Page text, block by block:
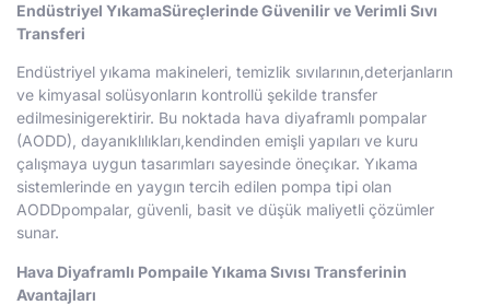
Endüstriyel YıkamaSüreçlerinde Güvenilir ve Verimli Sıvı
Transferi
Endüstriyel yıkama makineleri, temizlik sıvılarının,deterjanların
ve kimyasal solüsyonların kontrollü şekilde transfer
edilmesinigerektirir. Bu noktada hava diyaframlı pompalar
(AODD), dayanıklılıkları,kendinden emişli yapıları ve kuru
çalışmaya uygun tasarımları sayesinde öneçıkar. Yıkama
sistemlerinde en yaygın tercih edilen pompa tipi olan
AODDpompalar, güvenli, basit ve düşük maliyetli çözümler
sunar.
Hava Diyaframlı Pompaile Yıkama Sıvısı Transferinin
Avantajları